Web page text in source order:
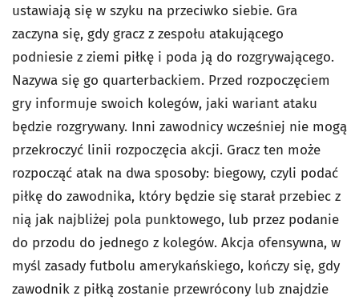
ustawiają się w szyku na przeciwko siebie. Gra
zaczyna się, gdy gracz z zespołu atakującego
podniesie z ziemi piłkę i poda ją do rozgrywającego.
Nazywa się go quarterbackiem. Przed rozpoczęciem
gry informuje swoich kolegów, jaki wariant ataku
będzie rozgrywany. Inni zawodnicy wcześniej nie mogą
przekroczyć linii rozpoczęcia akcji. Gracz ten może
rozpocząć atak na dwa sposoby: biegowy, czyli podać
piłkę do zawodnika, który będzie się starał przebiec z
nią jak najbliżej pola punktowego, lub przez podanie
do przodu do jednego z kolegów. Akcja ofensywna, w
myśl zasady futbolu amerykańskiego, kończy się, gdy
zawodnik z piłką zostanie przewrócony lub znajdzie